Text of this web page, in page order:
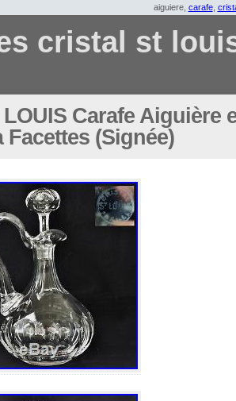
aiguiere, carafe,
cristal st
LOUIS Carafe Aiguière
Facettes (Signée)